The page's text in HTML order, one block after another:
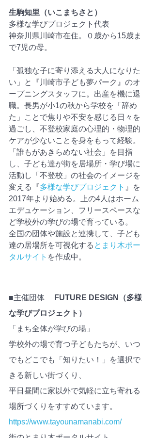
生駒知里（いこまちさと）
多様な学びプロジェクト代表
神奈川県川崎市在住。０歳から15歳ま
で7児の母。
「孤独な子に寄り添える大人になりた
い」と『川崎市子ども夢パーク』のオ
ープニングスタッフに。出産を機に退
職。長男が小1の秋から学校を「辞め
た」ことで焦りや不安を感じる日々を
過ごし、不登校家庭の心理的・物理的
ケアが少ないことを身をもって経験。
「誰もがあきらめない社会」を目指
し、子ども達が街を居場所・学び場に
活動し「不登校」の社会のイメージを
変える『多様な学びプロジェクト 』を
2017年より始める。上の4人はホーム
エデュケーション、フリースペースな
ど学校外の学びの場で育っている。
全国の団体や施設と連携して、子ども
達の居場所を可視化する とまり木ポー
タルサイト を作成中。
■主催団体
FUTURE DESIGN（多様
な学びプロジェクト）
「まち全体が学びの場」
学校外の場で育つ子どもたちが、いつ
でもどこでも「知りたい！」を選択で
きる新しい街づくり、
平日昼間に家以外で気軽に立ち寄れる
場所づくりをすすめています。
https://www.tayounamanabi.com/